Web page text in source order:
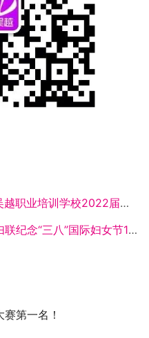
专业学员赴江苏南通伟杰美业、浙江杭州琴美美业就业
八”国际妇女节113周年颁奖典礼
第一名！